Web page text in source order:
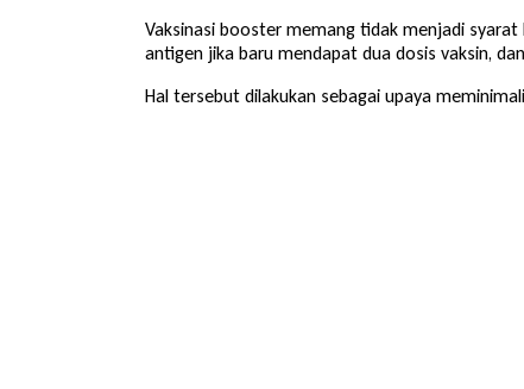
Vaksinasi booster memang tidak menjadi
antigen jika baru mendapat dua dosis vaksin,
Hal tersebut dilakukan sebagai upaya